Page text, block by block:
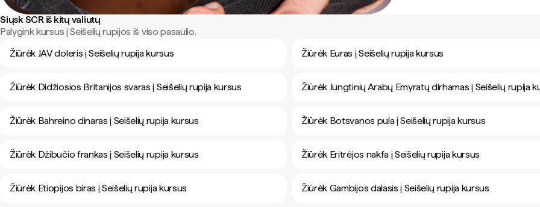
Siųsk SCR iš kitų valiutų
Palygink kursus į Seišelių rupijos iš viso pasaulio.
Žiūrėk JAV doleris į Seišelių rupija kursus
Žiūrėk Euras į Seišelių rupija kursus
Žiūrėk Didžiosios Britanijos svaras į Seišelių rupija kursus Žiūrėk Jungtinių Arabų Emyratų dirhamas į Seišelių rupija
Žiūrėk Bahreino dinaras į Seišelių rupija kursus Žiūrėk Botsvanos pula į Seišelių rupija kursus
Žiūrėk Džibučio frankas į Seišelių rupija kursus Žiūrėk Eritrėjos nakfa į Seišelių rupija kursus
Žiūrėk Etiopijos biras į Seišelių rupija kursus Žiūrėk Gambijos dalasis į Seišelių rupija kursus